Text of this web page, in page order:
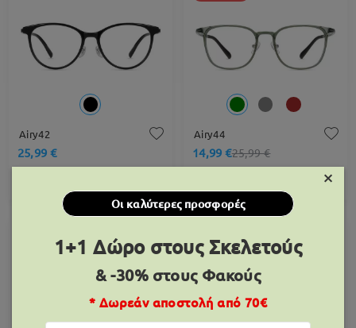
Airy42
25,99 €
Airy44
14,99 €25,99 €
×
Οι καλύτερες προσφορές
1+1 Δώρο στους Σκελετούς
& -30% στους Φακούς
* Δωρεάν αποστολή από 70€